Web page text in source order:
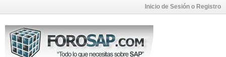
Inicio de Sesión o Registro